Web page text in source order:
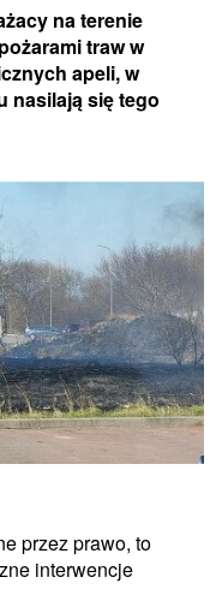
na terenie
traw w
apeli, w
nasilają się tego
przez prawo, to
interwencje